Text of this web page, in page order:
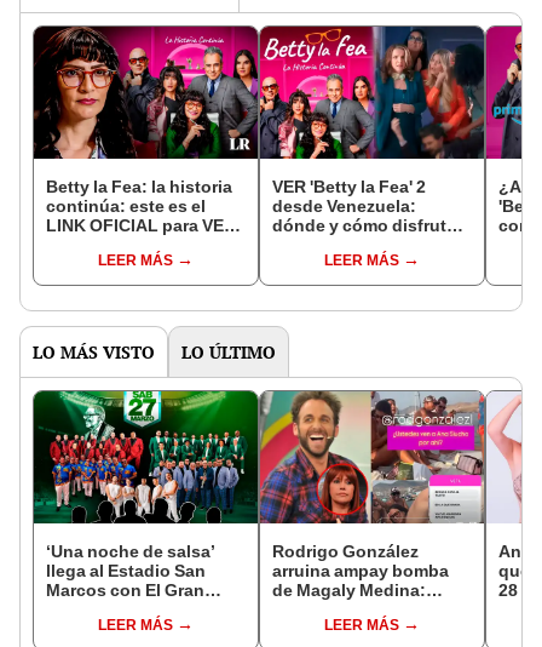
Betty la Fea: la historia
continúa: este es el
LINK OFICIAL para VER
estrenoLEER MÁS
VER 'Betty la Fea' 2
desde Venezuela:
dónde y cómo disfrutar
capítulos 1 y 2 en LÍNEA
LEER MÁS
¿A
LO MÁS VISTO LO ÚLTIMO
‘Una noche de salsa’
llega al Estadio San
Marcos con El Gran
Niche, La Sonora
LEER MÁS
Rodrigo González
arruina ampay bomba
de Magaly Medina:
de Edison Flores en
LEER MÁS
que
28